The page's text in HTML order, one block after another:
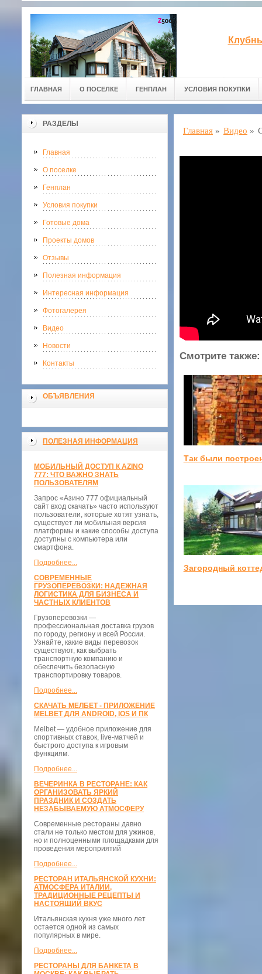
ГЛАВНАЯ О ПОСЕЛКЕ ГЕНПЛАН УСЛОВИЯ ПОКУПКИ
РАЗДЕЛЫ
Главная
О поселке
Генплан
Условия покупки
Готовые дома
Проекты домов
Отзывы
Полезная информация
Интересная информация
Фотогалерея
Видео
Новости
Контакты
ОБЪЯВЛЕНИЯ
ПОЛЕЗНАЯ ИНФОРМАЦИЯ
МОБИЛЬНЫЙ ДОСТУП К AZINO
777: ЧТО ВАЖНО ЗНАТЬ
ПОЛЬЗОВАТЕЛЯМ
Запрос «Азино 777 официальный
сайт вход скачать» часто используют
пользователи, которые хотят узнать,
существует ли мобильная версия
платформы и какие способы доступа
доступны с компьютера или
смартфона.
Подробнее...
СОВРЕМЕННЫЕ
ГРУЗОПЕРЕВОЗКИ: НАДЕЖНАЯ
ЛОГИСТИКА ДЛЯ БИЗНЕСА И
ЧАСТНЫХ КЛИЕНТОВ
Грузоперевозки —
профессиональная доставка грузов
по городу, региону и всей России.
Узнайте, какие виды перевозок
существуют, как выбрать
транспортную компанию и
обеспечить безопасную
транспортировку товаров.
Подробнее...
СКАЧАТЬ МЕЛБЕТ - ПРИЛОЖЕНИЕ
MELBET ДЛЯ ANDROID, IOS И ПК
Melbet — удобное приложение для
спортивных ставок, live-матчей и
быстрого доступа к игровым
функциям.
Подробнее...
ВЕЧЕРИНКА В РЕСТОРАНЕ: КАК
ОРГАНИЗОВАТЬ ЯРКИЙ
ПРАЗДНИК И СОЗДАТЬ
НЕЗАБЫВАЕМУЮ АТМОСФЕРУ
Современные рестораны давно
стали не только местом для ужинов,
но и полноценными площадками для
проведения мероприятий
Подробнее...
РЕСТОРАН ИТАЛЬЯНСКОЙ КУХНИ:
АТМОСФЕРА ИТАЛИИ,
ТРАДИЦИОННЫЕ РЕЦЕПТЫ И
НАСТОЯЩИЙ ВКУС
Итальянская кухня уже много лет
остается одной из самых
популярных в мире.
Подробнее...
РЕСТОРАНЫ ДЛЯ БАНКЕТА В
Главная » Видео »
Смотрите также:
Так были
Загородный